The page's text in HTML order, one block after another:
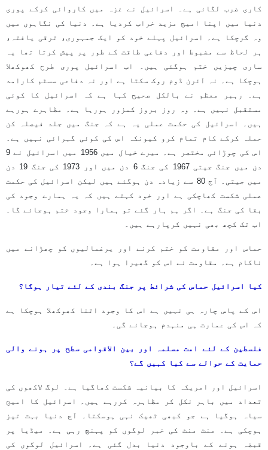
کاری ضرب لگائی ہے۔ اسرائیل نے غزہ میں کاروائی کرکے پوری
دنیا میں اپنا امیج مزید خراب کردیا ہے۔ دنیا کی نگاہوں میں
وہ گرچکا ہے۔ اسرائیل پہلے خود کو ایک جمہوری، ترقی یافتہ،
ہر لحاظ سے مضبوط اور دفاعی طاقت کے طور پر پیش کرتا تھا یہ
ساری چیزیں ختم ہوگئی ہیں۔ اب اسرائیل پوری طرح کھوکھلا
ہوچکا ہے۔ نہ آئرن ڈوم روک سکتا ہے اور نہ دفاعی سسٹم کارامد
ہے۔ رہبر معظم نے بالکل صحیح کہا ہے کہ اسرائیل کا کوئی
مستقبل نہیں ہے۔ وہ روز بروز کمزور ہورہا ہے۔ مظاہرے ہورہے
ہیں۔ اسرائیل کی حکمت عملی یہ ہے کہ جنگ میں جلد فیصلہ کن
حملہ کرکے کام تمام کرو کیونکہ اس کی کوئی گہرائی نہیں ہے۔
اس کی چوڑائی مختصر ہے۔ میرے خیال میں 1956 میں اسرائیل نے 9
دن میں جنگ جیتی 1967 کی جنگ 6 دن میں اور 1973 کی جنگ 19 دن
میں جیتی۔ آج 80 سے زیادہ دن ہوگئے ہیں لیکن اسرائیل کی حکمت
عملی شکست کھاچکی ہے اور خود کہتے ہیں کہ یہ ہمارے وجود کی
بقا کی جنگ ہے۔ اگر ہم ہار گئے تو ہمارا وجود ختم ہوجائے گا۔
اب تک کچھ بھی نہیں کرپارہے ہیں۔
حماس اور مقاومت کو ختم کرنے اور یرغمالیوں کو چھڑانے میں
ناکام ہے۔ مقاومت نے اس کو گھیرا ہوا ہے۔
کیا اسرائیل حماس کی شرائط پر جنگ بندی کے لئے تیار ہوگا؟
اس کے پاس چارہ ہی نہیں ہے اس کا وجود اتنا کھوکھلا ہوچکا ہے
کہ اس کی عمارت ہی منہدم ہوجائے گی۔
فلسطین کے لئے امت مسلمہ اور بین الاقوامی سطح پر ہونے والی
حمایت کے حوالے سے کیا کہیں گے؟
اسرائیل اور امریکہ کا بیانیہ شکست کھاگیا ہے۔ لوگ لاکھوں کی
تعداد میں باہر نکل کر مظاہرہ کررہے ہیں۔ اسرائیل کا امیج
سیاہ ہوگیا ہے جو کبھی ٹھیک نہی ہوسکتا۔ آج دنیا بہت تیز
ہوچکی ہے۔ منٹ منٹ کی خبر لوگوں کو پہنچ رہی ہے۔ میڈیا پر
قبضہ ہونے کے باوجود دنیا بدل گئی ہے۔ اسرائیل لوگوں کی